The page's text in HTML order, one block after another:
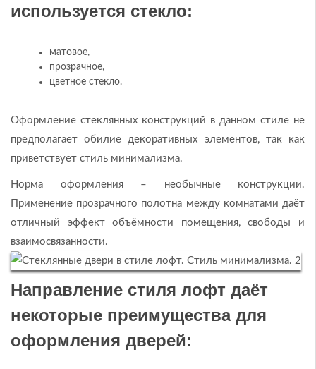
используется стекло:
матовое,
прозрачное,
цветное стекло.
Оформление стеклянных конструкций в данном стиле не
предполагает обилие декоративных элементов, так как
приветствует стиль минимализма.
Норма оформления – необычные конструкции.
Применение прозрачного полотна между комнатами даёт
отличный эффект объёмности помещения, свободы и
взаимосвязанности.
Направление стиля лофт даёт
некоторые преимущества для
оформления дверей: